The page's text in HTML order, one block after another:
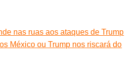
nas ruas aos ataques de Trump
México ou Trump nos riscará do